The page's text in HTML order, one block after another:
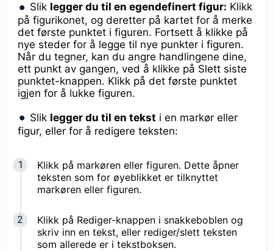
Slik legger du til en egendefinert figur: Klikk
på figurikonet, og deretter på kartet for å merke
det første punktet i figuren. Fortsett å klikke på
nye steder for å legge til nye punkter i figuren.
Når du tegner, kan du angre handlingene dine,
ett punkt av gangen, ved å klikke på Slett siste
punktet-knappen. Klikk på det første punktet
igjen for å lukke figuren.
Slik legger du til en tekst i en markør eller
figur, eller for å redigere teksten:
Klikk på markøren eller figuren. Dette åpner
teksten som for øyeblikket er tilknyttet
markøren eller figuren.
Klikk på Rediger-knappen i snakkeboblen og
skriv inn en tekst, eller rediger/slett teksten
som allerede er i tekstboksen.